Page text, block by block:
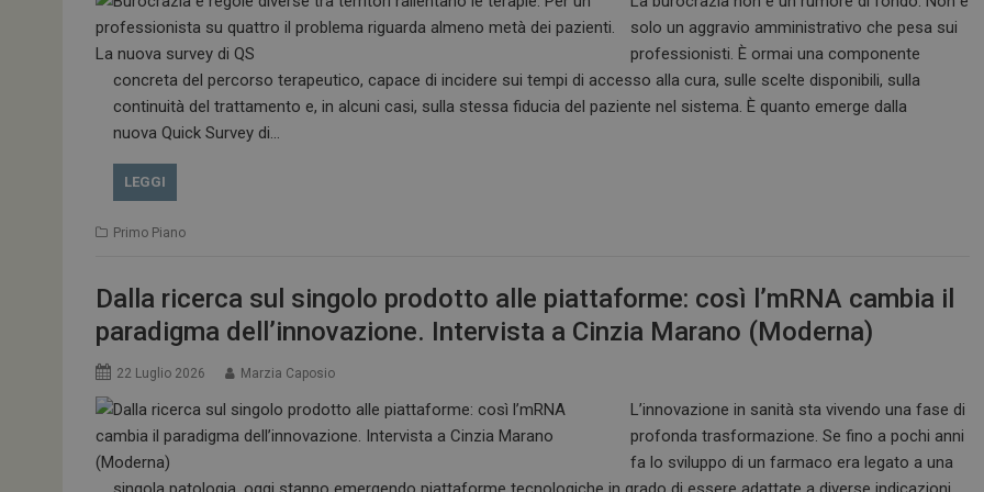
solo un aggravio amministrativo che pesa sui
professionisti. È ormai una componente
concreta del percorso terapeutico, capace di incidere sui tempi di accesso alla cura, sulle scelte disponibili, sulla
continuità del trattamento e, in alcuni casi, sulla stessa fiducia del paziente nel sistema. È quanto emerge dalla
nuova Quick Survey di…
LEGGI
Primo Piano
Dalla ricerca sul singolo prodotto alle piattaforme: così l’mRNA cambia il
paradigma dell’innovazione. Intervista a Cinzia Marano (Moderna)
22 Luglio 2026 Marzia Caposio
L’innovazione in sanità sta vivendo una fase di
profonda trasformazione. Se fino a pochi anni
fa lo sviluppo di un farmaco era legato a una
tracking-sites-
ironfish-tracking-
enable
www.dailyhealthindustry.it
4
settimane
2 giorni
Questo cookie è impostato
il sistema di tracking anonimo.
www.dailyhealthindustry.it
settimane
Questo cookie viene utilizzato dal
Script.com per ricordare le preferenze
cookie dei visitatori. È necessario
di Cookie-Script.com funzioni
tracking-sites-ironfish-
tracking-named-enable
www.dailyhealthindustry.it
4
settimane
2 giorni
Questo cookie è impostato
abilitare il sistema di tracking
utenti loggato con identity
determinare se il visitatore
utilizzando la nuova o la
dell'interfaccia di Youtube.
.youtube.com
5 mesi 4
Questo cookie viene